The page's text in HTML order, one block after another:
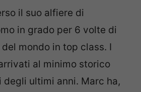
il suo alfiere di
in grado per 6 volte di
mondo in top class. I
al minimo storico
ultimi anni. Marc ha,